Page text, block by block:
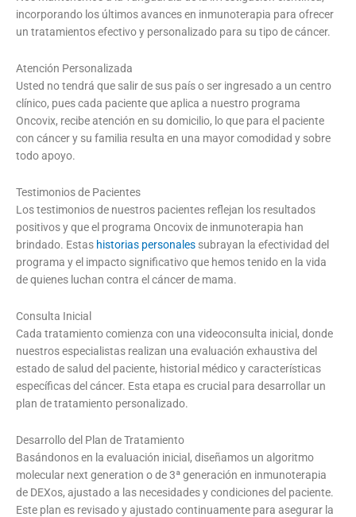
incorporando los últimos avances en inmunoterapia para ofrecer
un tratamientos efectivo y personalizado para su tipo de cáncer.
Atención Personalizada
Usted no tendrá que salir de sus país o ser ingresado a un centro
clínico, pues cada paciente que aplica a nuestro programa
Oncovix, recibe atención en su domicilio, lo que para el paciente
con cáncer y su familia resulta en una mayor comodidad y sobre
todo apoyo.
Testimonios de Pacientes
Los testimonios de nuestros pacientes reflejan los resultados
positivos y que el programa Oncovix de inmunoterapia han
brindado. Estas historias personales subrayan la efectividad del
programa y el impacto significativo que hemos tenido en la vida
de quienes luchan contra el cáncer de mama.
Consulta Inicial
Cada tratamiento comienza con una videoconsulta inicial, donde
nuestros especialistas realizan una evaluación exhaustiva del
estado de salud del paciente, historial médico y características
específicas del cáncer. Esta etapa es crucial para desarrollar un
plan de tratamiento personalizado.
Desarrollo del Plan de Tratamiento
Basándonos en la evaluación inicial, diseñamos un algoritmo
molecular next generation o de 3ª generación en inmunoterapia
de DEXos, ajustado a las necesidades y condiciones del paciente.
Este plan es revisado y ajustado continuamente para asegurar la